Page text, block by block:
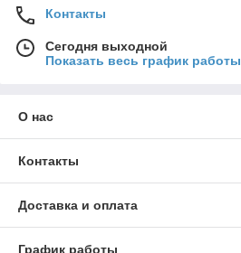
Контакты
Сегодня выходной
Показать весь график работы
О нас
Контакты
Доставка и оплата
График работы